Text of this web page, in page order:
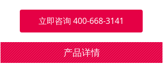
立即咨询 400-668-3141
产品详情